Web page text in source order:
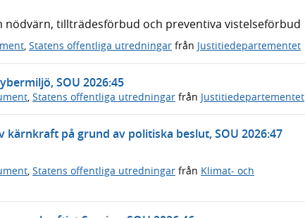
nödvärn, tillträdesförbud och preventiva vistelseförbud
, Statens offentliga utredningar från Justitiedepartementet
SOU 2026:45
, Statens offentliga utredningar från Justitiedepartementet
kärnkraft på grund av politiska beslut, SOU 2026:47
Statens offentliga utredningar från Klimat- och